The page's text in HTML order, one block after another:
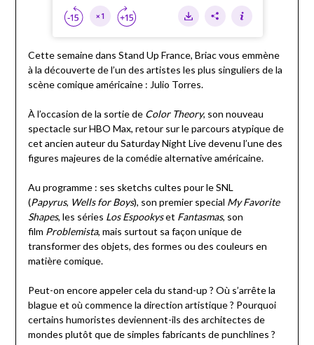
Cette semaine dans Stand Up France, Briac vous emmène
à la découverte de l’un des artistes les plus singuliers de la
scène comique américaine : Julio Torres.
À l’occasion de la sortie de Color Theory, son nouveau
spectacle sur HBO Max, retour sur le parcours atypique de
cet ancien auteur du Saturday Night Live devenu l’une des
figures majeures de la comédie alternative américaine.
Au programme : ses sketchs cultes pour le SNL
(Papyrus, Wells for Boys), son premier special My Favorite
Shapes, les séries Los Espookyset Fantasmas, son
film Problemista, mais surtout sa façon unique de
transformer des objets, des formes ou des couleurs en
matière comique.
Peut-on encore appeler cela du stand-up ? Où s’arrête la
blague et où commence la direction artistique ? Pourquoi
certains humoristes deviennent-ils des architectes de
mondes plutôt que de simples fabricants de punchlines ?